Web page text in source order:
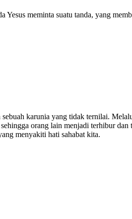
Yesus meminta suatu tanda, yang
karunia yang tidak ternilai.
orang lain menjadi terhibur
menyakiti hati sahabat kita.